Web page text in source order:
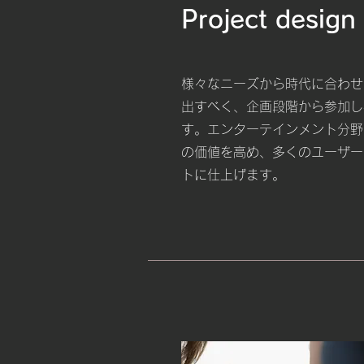
Project design
様々なニーズから時代に合わ
出すべく、企画段階から参加
す。エンターテインメント分
の価値を高め、多くのユーザ
トに仕上げます。